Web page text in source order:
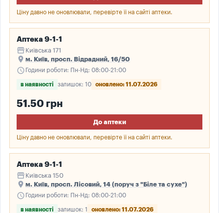
Ціну давно не оновлювали, перевірте її на сайті аптеки.
Аптека 9-1-1
storefront Київська 171
place м. Київ, просп. Відрадний, 16/50
schedule Години роботи: Пн-Нд: 08:00-21:00
в наявності залишок: 10 оновлено: 11.07.2026
51.50 грн
До аптеки
Ціну давно не оновлювали, перевірте її на сайті аптеки.
Аптека 9-1-1
storefront Київська 150
place м. Київ, просп. Лісовий, 14 (поруч з "Біле та сухе")
schedule Години роботи: Пн-Нд: 08:00-21:00
в наявності залишок: 1 оновлено: 11.07.2026